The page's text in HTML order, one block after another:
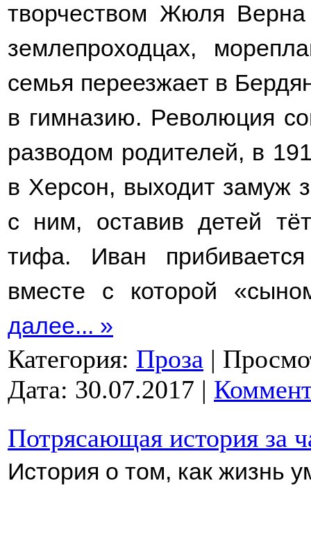
творчеством Жюля
землепроходцах,
семья переезжает в
в гимназию. Революция
разводом родителей, в
в Херсон, выходит замуж
с ним, оставив детей
тифа. Иван
вместе с которой
далее... »
Категория: Проза |
Дата: 30.07.2017 |
Потрясающая история за
История о том, как жизнь